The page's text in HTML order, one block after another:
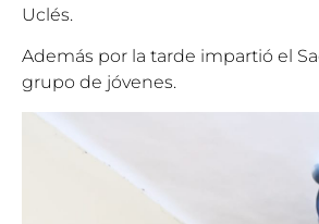
Uclés.
Además por la tarde impartió el
grupo de jóvenes.